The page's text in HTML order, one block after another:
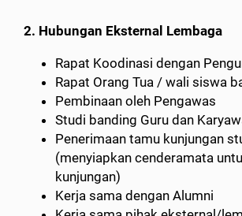
2. Hubungan Eksternal Lembaga
Rapat Koodinasi dengan
Rapat Orang Tua / wali siswa
Pembinaan oleh Pengawas
Studi banding Guru dan
Penerimaan tamu kunjungan
(menyiapkan cenderamata
kunjungan)
Kerja sama dengan Alumni